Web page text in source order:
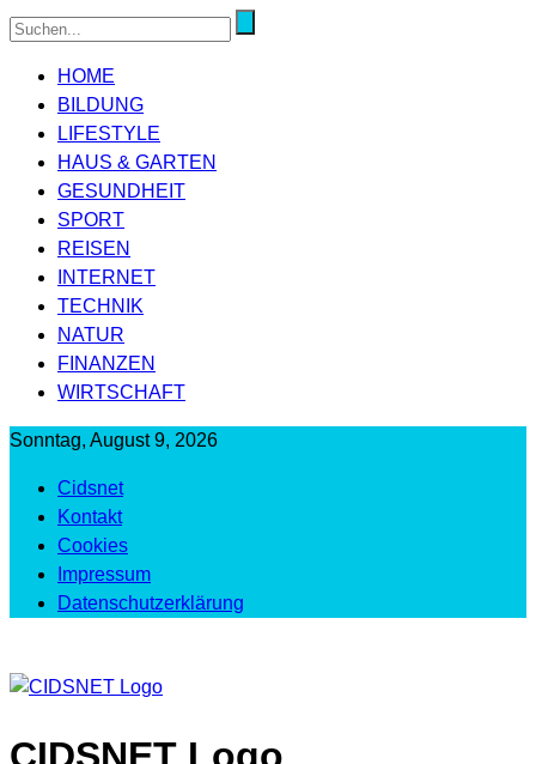
HOME
BILDUNG
LIFESTYLE
HAUS & GARTEN
GESUNDHEIT
SPORT
REISEN
INTERNET
TECHNIK
NATUR
FINANZEN
WIRTSCHAFT
Sonntag, August 9, 2026
Cidsnet
Kontakt
Cookies
Impressum
Datenschutzerklärung